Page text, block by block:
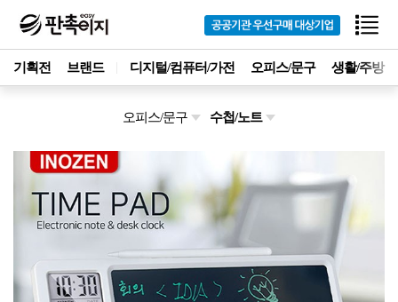
기획전 브랜드 디지털/컴퓨터/가전 오피스/문구 생활/주방
오피스/문구 수첩/노트